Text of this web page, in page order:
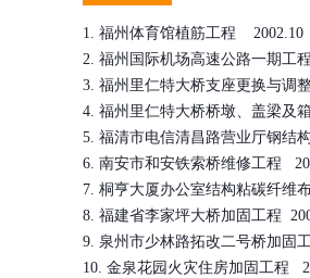
1. 福州体育馆植筋工程
2002.10
2. 福州国际机场高速公路一期工
3. 福州里仁特大桥支座更换与调
4. 福州里仁特大桥桥墩、盖梁及
5. 福清市电信清昌路营业厅钢结
6. 南安市和安铁索桥维修工程
7. 桐亨大厦办公室结构粘碳纤维
8. 福建省李家坪大桥加固工程
9. 泉州市少林路拓改二号桥加固
10. 金泉花园火灾住房加固工程